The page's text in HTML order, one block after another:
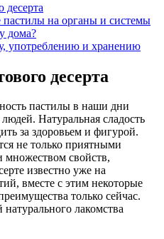
десерта
на органы и системы
дома?
употреблению и хранению
десерта
пастилы в наши дни
Натуральная сладость
за здоровьем и фигурой.
не только приятными
множеством свойств,
известно уже на
вместе с этим некоторые
только сейчас.
лакомства